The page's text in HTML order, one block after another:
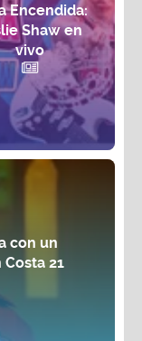
Encendida:
Shaw en
vivo
con un
21